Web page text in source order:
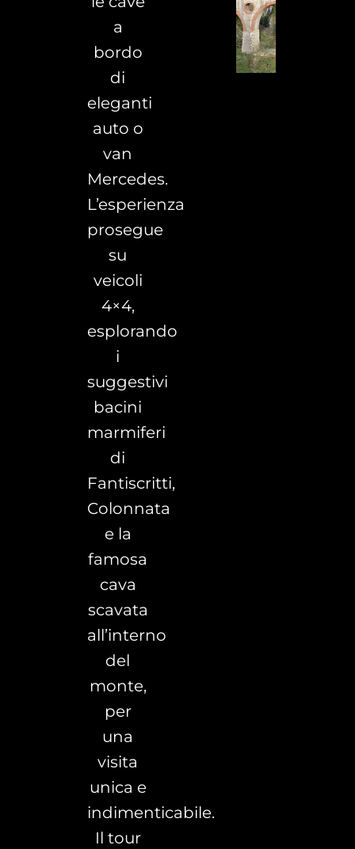
a
bordo
di
eleganti
auto o
van
Mercedes.
L’esperienza
prosegue
su
veicoli
4×4,
esplorando
i
suggestivi
bacini
marmiferi
di
Fantiscritti,
Colonnata
e la
famosa
cava
scavata
all’interno
del
monte,
per
una
visita
unica e
indimenticabile.
Il tour